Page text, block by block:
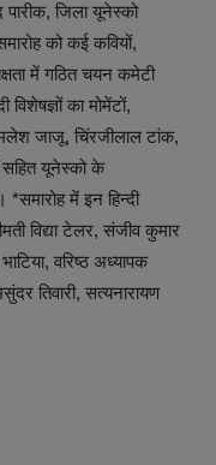
जिला यूनेस्को
को कई कवियों,
में गठित चयन कमेटी
विशेषज्ञों का मोमेंटों,
जाजू, चिंरजीलाल टांक,
सहित यूनेस्को के
में इन हिन्दी
विद्या टेलर, संजीव कुमार
वरिष्ठ अध्यापक
तिवारी, सत्यनारायण